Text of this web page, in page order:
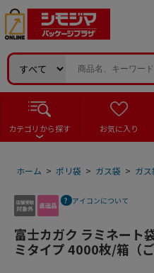
カテゴリから探す お気に入り
ホーム > ポリ袋 > ガス袋 > ガ
アイコンについて
富士カガク ラミネート
ミタイプ 4000枚/箱（